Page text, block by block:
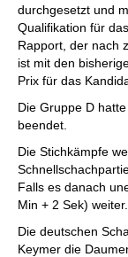
durchgesetzt und
Qualifikation für
Rapport, der nach
ist mit den
Prix für das
Die Gruppe D
beendet.
Die Stichkämpfe
Falls es danach
Min + 2 Sek) weiter.
Die deutschen
Keymer die